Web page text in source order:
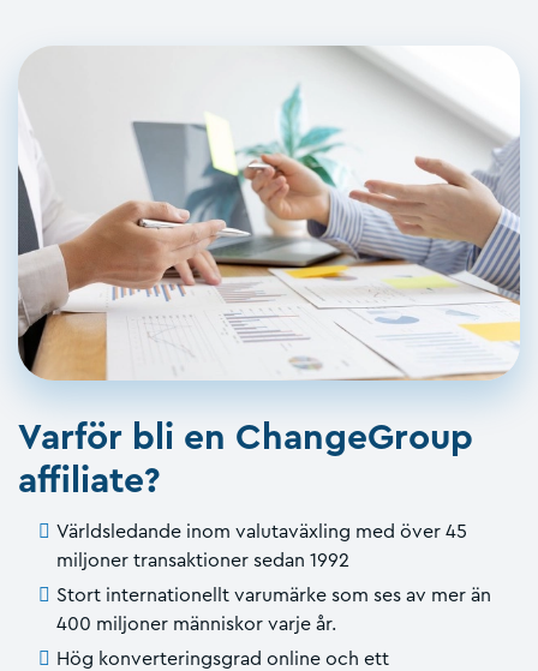
Varför bli en ChangeGroup
affiliate?
Världsledande inom valutaväxling med över 45
miljoner transaktioner sedan 1992
Stort internationellt varumärke som ses av mer än
400 miljoner människor varje år.
Hög konverteringsgrad online och ett